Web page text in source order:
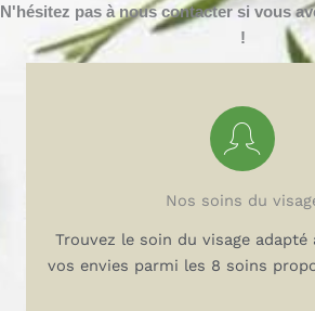
N'hésitez pas à nous contacter si vous
!
Nos soins du
Trouvez le soin du visage
vos envies parmi les 8 soins
Des soins naturels !
des produits naturels parmi
Hauschka, après avoir fait un
peau.